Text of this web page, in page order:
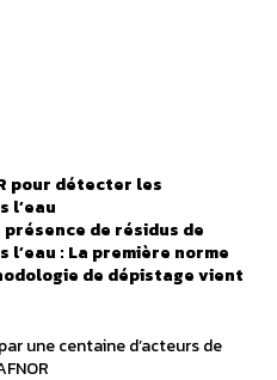
pour détecter les
l’eau
de résidus de
l’eau : La première norme
de dépistage vient
une centaine d’acteurs de